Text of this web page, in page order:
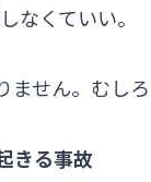
なくていい。
ません。むしろ
きる事故